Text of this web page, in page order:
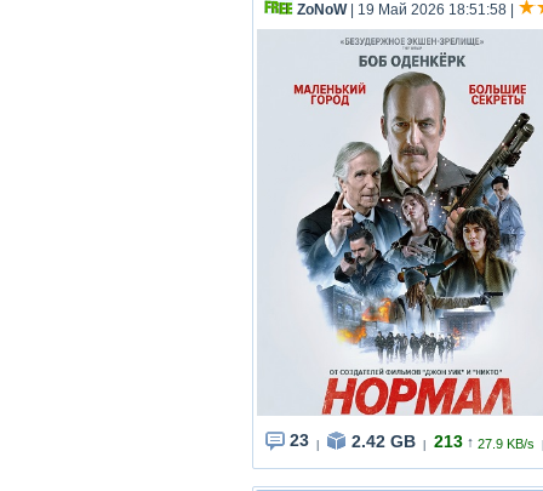
ZoNoW| 19 Май 2026 18:51:58
23 2.42 GB 213 ↑ 27.9 KB/s